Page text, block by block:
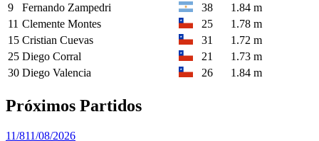
9
Fernando Zampedri 38
1.84 m
11 Clemente Montes 25
1.78 m
15 Cristian Cuevas 31
1.72 m
25 Diego Corral 21
1.73 m
30 Diego Valencia 26 1.84 m
Próximos Partidos
11/811/08/2026